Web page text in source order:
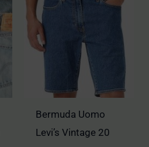
Bermuda Uomo
Levi’s Vintage 20